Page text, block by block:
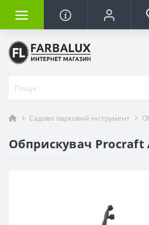
Садово парковий інструмент
Обприскувач Procraft